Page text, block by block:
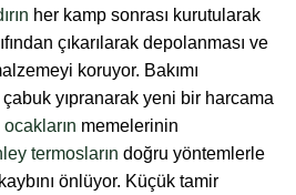
her kamp sonrası kurutularak
çıkarılarak depolanması ve
koruyor. Bakımı
yıpranarak yeni bir harcama
memelerinin
termosların doğru yöntemlerle
önlüyor. Küçük tamir